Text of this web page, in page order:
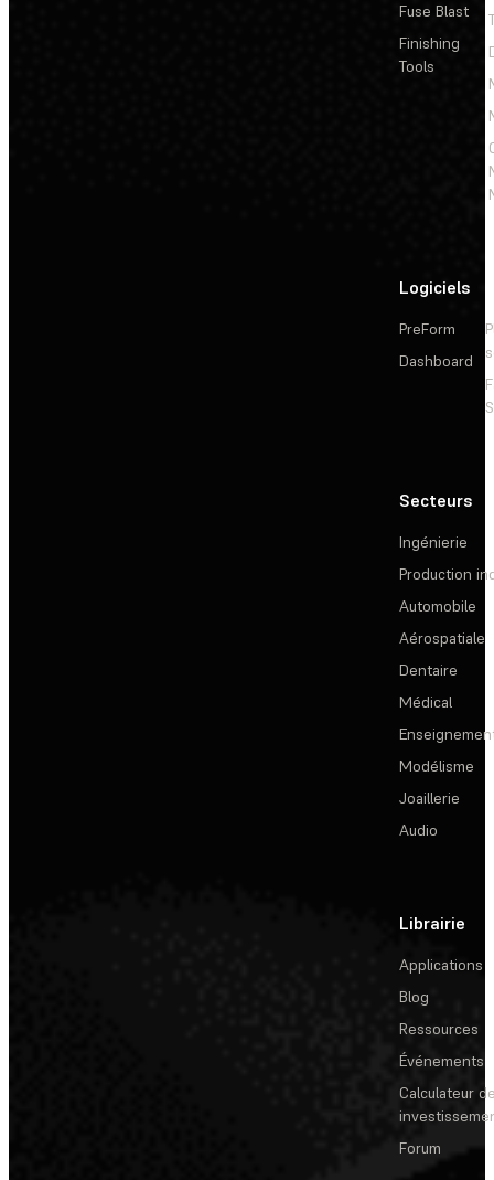
Fuse Blast
Finishing
Tools
Logiciels
PreForm
Dashboard
Secteurs
Ingénierie
Production
Automobile
Aérospatiale
Dentaire
Médical
Modélisme
Joaillerie
Audio
Librairie
Applications
Blog
Ressources
Événements
Calculateur
Forum